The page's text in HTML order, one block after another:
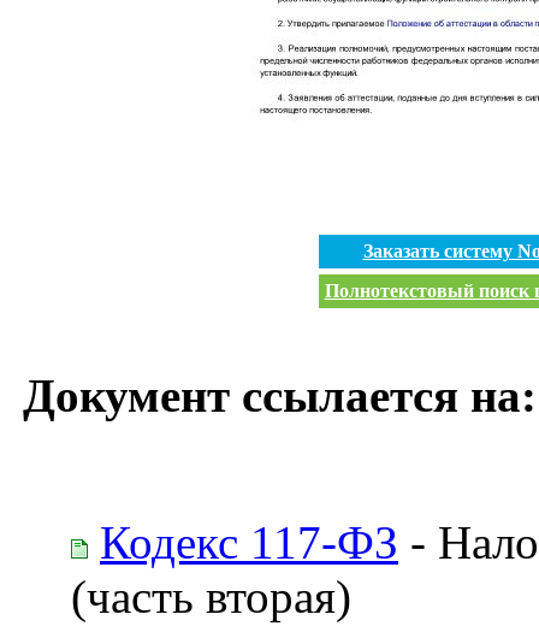
Заказать систему
Полнотекстовый поиск
Документ ссылается на:
Кодекс 117-ФЗ -
(часть вторая)